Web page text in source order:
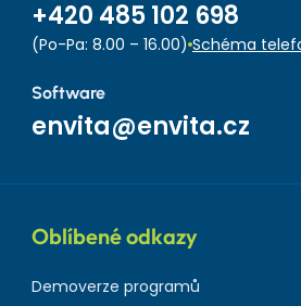
+420 485 102 698
(Po-Pa: 8.00 – 16.00) Schéma
Software
envita@envita.cz
Oblíbené odkazy
Demoverze programů